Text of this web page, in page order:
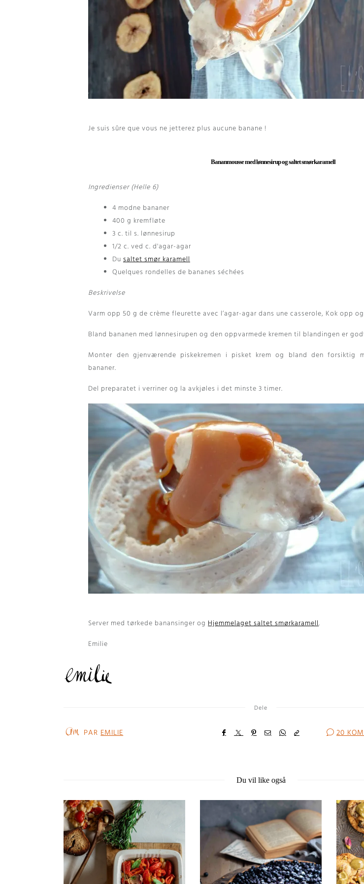
Je suis sûre que vous ne jetterez plus aucune banane !
Bananmousse med lønnesirup og saltet smørkaramell
Ingredienser (Helle 6)
4 modne bananer
400 g kremfløte
3 c. til s. lønnesirup
1/2 c. ved c. d'agar-agar
Du saltet smør karamell
Quelques rondelles de bananes séchées
Beskrivelse
Varm opp 50g de crème fleurette avec l’agar-agar dans une casserole, Kok opp
Bland bananen med lønnesirupen og den oppvarmede kremen til blandingen er
Monter den gjenværende piskekremen i pisket krem ​​og bland den forsiktig
bananer.
Del preparatet i verriner og la avkjøles i det minste 3 timer.
Server med tørkede banansinger ogHjemmelaget saltet smørkaramell.
Emilie
Dele
PAREMILIE 20
Du vil like også